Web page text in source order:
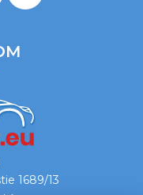
1689/13